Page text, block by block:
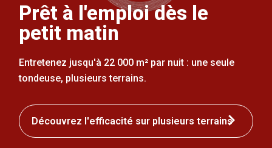
Prêt à l'emploi dès le
petit matin
Entretenez jusqu'à 22 000 m² par nuit : une seule
tondeuse, plusieurs terrains.
Découvrez l'efficacité sur plusieurs terrains